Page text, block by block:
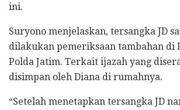
ini.
Suryono menjelaskan, tersangka JD
dilakukan pemeriksaan tambahan di
Polda Jatim. Terkait ijazah yang
disimpan oleh Diana di rumahnya.
“Setelah menetapkan tersangka JD